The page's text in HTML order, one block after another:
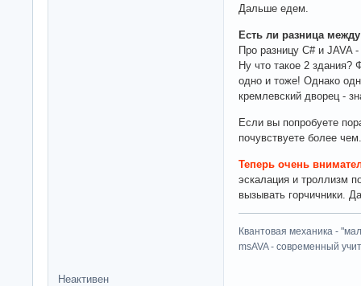
Дальше едем.
Есть ли разница
Про разницу C# и JAVA
Ну что такое 2
одно и тоже! Однако
кремлевский дворец -
Если вы попробуете
почувствуете более чем.
Теперь очень
эскалация и троллизм
вызывать горчичники.
Квантовая механика -
msAVA - современный
Неактивен